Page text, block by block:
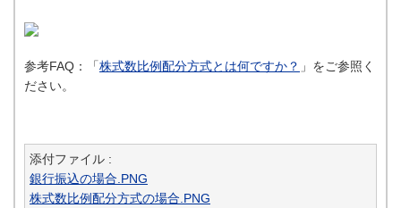
参考FAQ：「株式数比例配分方式とは何ですか？ 」をご参照く
ださい。
添付ファイル :
銀行振込の場合.PNG
株式数比例配分方式の場合.PNG